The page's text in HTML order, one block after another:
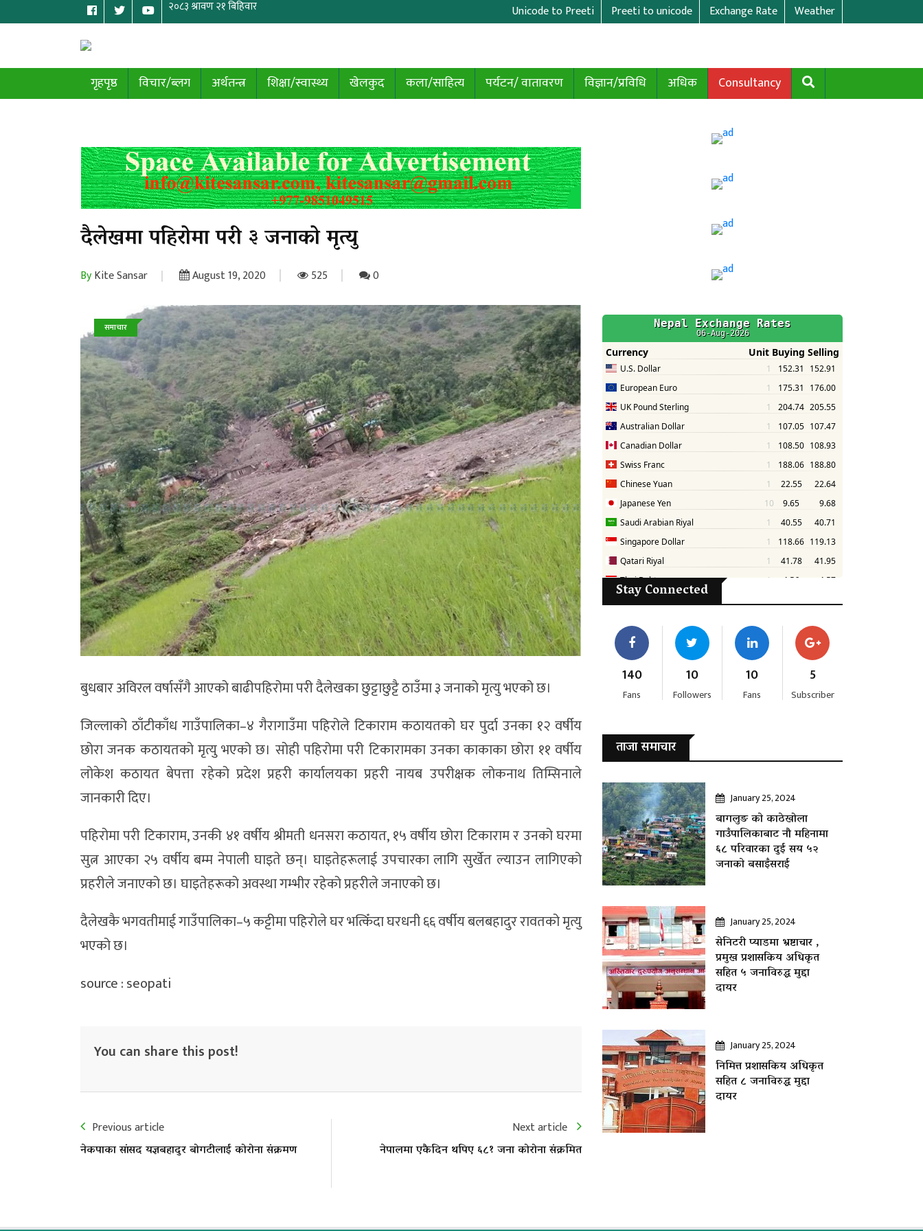
Unicode to Preeti Preeti to unicode Exchange Rate Weather
गृहपृष्ठ विचार/ब्लग अर्थतन्त्र शिक्षा/स्वास्थ्य खेलकुद कला/साहित्य पर्यटन/ वातावरण विज्ञान/प्रविधि अधिक Consultancy
दैलेखमा पहिरोमा परी ३ जनाको मृत्यु
ByKite Sansar August 19, 2020 525 0
समाचार
बुधबार अविरल वर्षासँगै आएको बाढीपहिरोमा परी दैलेखका छुट्टाछुट्टै ठाउँमा ३ जनाको मृत्यु भएको छ।
जिल्लाको ठाँटीकाँध गाउँपालिका–४ गैरागाउँमा पहिरोले टिकाराम कठायतको घर पुर्दा उनका १२ वर्षीय
छोरा जनक कठायतको मृत्यु भएको छ। सोही पहिरोमा परी टिकारामका उनका काकाका छोरा ११ वर्षीय
लोकेश कठायत बेपत्ता रहेको प्रदेश प्रहरी कार्यालयका प्रहरी नायब उपरीक्षक लोकनाथ तिम्सिनाले
जानकारी दिए।
पहिरोमा परी टिकाराम, उनकी ४१ वर्षीय श्रीमती धनसरा कठायत, १५ वर्षीय छोरा टिकाराम र उनको घरमा
सुत्न आएका २५ वर्षीय बम्म नेपाली घाइते छन्। घाइतेहरूलाई उपचारका लागि सुर्खेत ल्याउन लागिएको
प्रहरीले जनाएको छ। घाइतेहरूको अवस्था गम्भीर रहेको प्रहरीले जनाएको छ।
दैलेखकै भगवतीमाई गाउँपालिका–५ कट्टीमा पहिरोले घर भत्किँदा घरधनी ६६ वर्षीय बलबहादुर रावतको मृत्यु
भएको छ।
source : seopati
You can share this post!
Previous article
नेकपाका सांसद यज्ञबहादुर बोगटीलाई कोरोना संक्रमण
Next article
नेपालमा एकैदिन थपिए ६८१ जना कोरोना संक्रमित
Stay Connected
140
Fans
10
Followers
10
Fans
5
Subscriber
ताजा समाचार
January 25, 2024
बागलुङ काे काठेखोला
गाउँपालिकाबाट नौ महिनामा
६८ परिवारका दुई सय ५२
जनाकाे बसाइँसराई
January 25, 2024
सेनिटरी प्याडमा भ्रष्टाचार ,
प्रमुख प्रशासकिय अधिकृत
सहित ५ जनाविरुद्ध मुद्दा
दायर
January 25, 2024
निमित्त प्रशासकिय अधिकृत
सहित ८ जनाविरुद्ध मुद्दा
दायर